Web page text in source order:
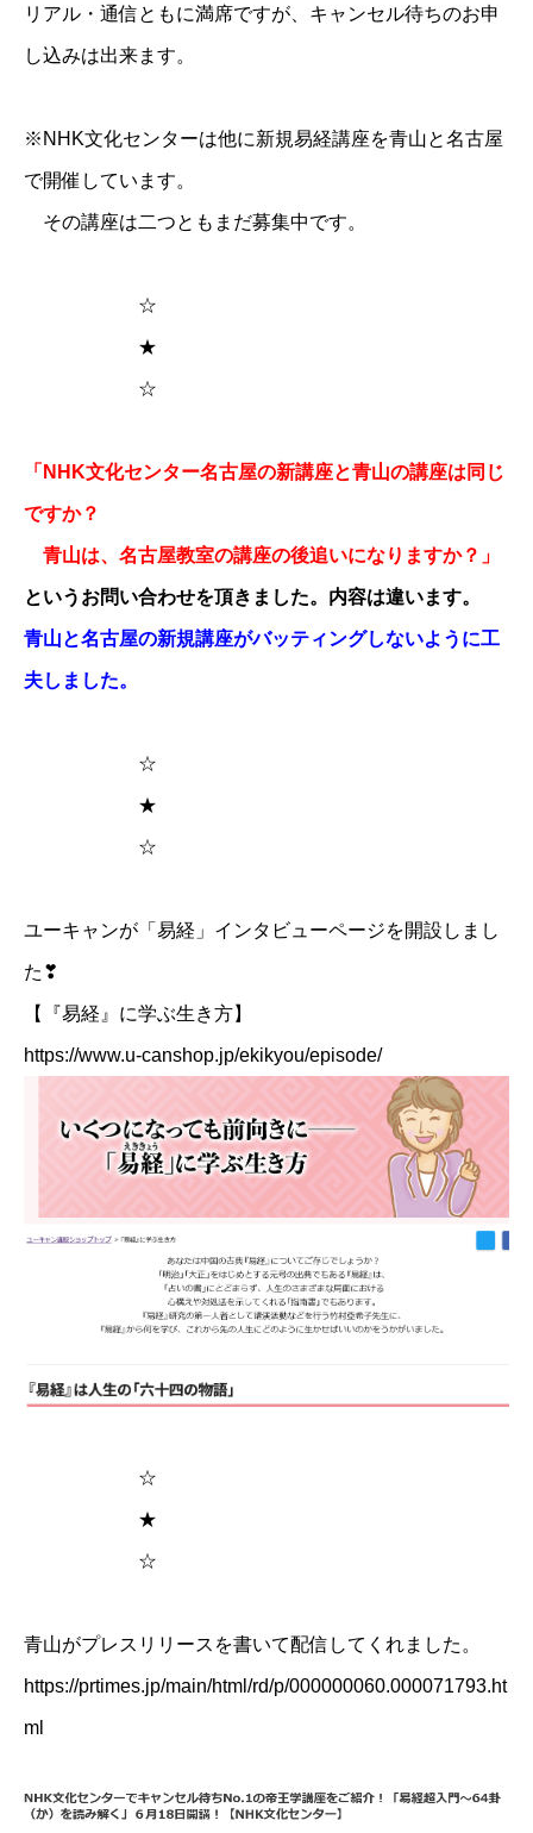
リアル・通信ともに満席ですが、キャンセル待ちのお申
し込みは出来ます。
※NHK文化センターは他に新規易経講座を青山と名古屋
で開催しています。
その講座は二つともまだ募集中です。
☆
★
☆
「NHK文化センター​名古屋の新講座と青山の講座は同じ
ですか？​
青山は、名古屋教室の講座の後追いになりますか？」
というお問い合わせを頂きました。内容は違います。
青山と名古屋の新規講座がバッティングしないように工
夫しました。
☆
★
☆
ユーキャンが「易経」インタビューページを開設しまし
た❣
【『易経』に学ぶ生き方】
https://www.u-canshop.jp/ekikyou/episode/
☆
★
☆
青山がプレスリリースを書いて配信してくれました。
https://prtimes.jp/main/html/rd/p/000000060.000071793.ht
ml
お問い合わせ 講演会・セミナー情報